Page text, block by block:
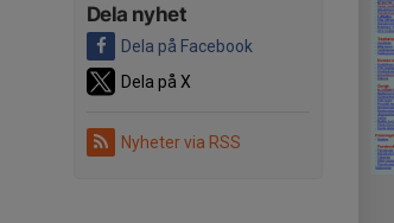
Dela nyhet
Dela på Facebook
Dela på X
Nyheter via RSS